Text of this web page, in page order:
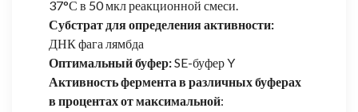
37°С в 50 мкл реакционной смеси.
Субстрат для определения активности:
ДНК фага лямбда
Оптимальный буфер:SE-буфер Y
Активность фермента в различных буферах
в процентах от максимальной: